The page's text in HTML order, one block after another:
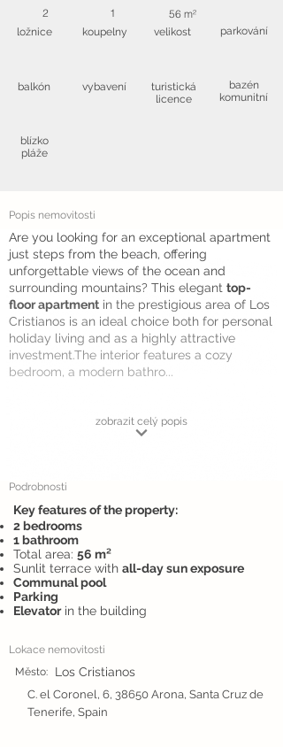
2
ložnice
1
koupelny
56 m²
velikost
balkón
blízko
pláže
vybavení
turistická
licence
parkování
bazén
komunitní
Popis nemovitosti
Are you looking for an exceptional apartment
just steps from the beach, offering
unforgettable views of the ocean and
surrounding mountains? This elegant top-
floor apartment in the prestigious area of Los
Cristianos is an ideal choice both for personal
holiday living and as a highly attractive
investment.The interior features a cozy
bedroom, a modern bathro...
zobrazit celý popis
Podrobnosti
Key features of the property:
2 bedrooms
1 bathroom
Total area: 56 m²
Sunlit terrace with all-day sun exposure
Communal pool
Parking
Elevatorin the building
Lokace nemovitosti
Město:
Los Cristianos
C. el Coronel, 6, 38650 Arona, Santa Cruz de
Tenerife, Spain